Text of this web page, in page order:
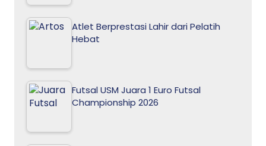
Atlet Berprestasi Lahir dari Pelatih
Hebat
Futsal USM Juara 1 Euro Futsal
Championship 2026